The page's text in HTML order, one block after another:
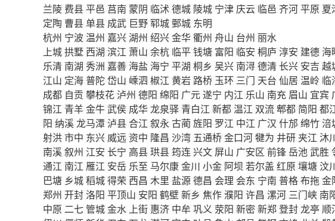
兰陵 费县平邑 莒南 蒙阴 临沭德城 陵城 宁津 庆云 临邑 齐河平原 夏
定陶 曹县单县 成武 巨野 郓城 鄄城 东明
杭州 宁波 温州 嘉兴湖州 绍兴金华衢州 舟山 台州 丽水
上城拱墅 西湖 滨江 萧山 余杭 临平钱塘 富阳 临安 桐庐 淳安 建德 海
乐清 南湖 秀洲 嘉善 海盐 海宁 平湖 桐乡 吴兴 南浔德清 长兴 安吉 越
江山 定海普陀 岱山 嵊泗 椒江 黄岩 路桥 玉环 三门 天台 仙居 温岭 临
成都 自贡 攀枝花 泸州 德阳 绵阳 广元遂宁 内江 乐山 南充 眉山 宜宾
锦江 青羊金牛武侯 成华龙泉驿 青白江 新都 温江 双流郫都 简阳 都
阳 纳溪龙马潭 泸县合江 叙永古蔺旌阳 罗江 中江 广汉 什邡 绵竹 涪
射洪市中 东兴 威远 资中 隆昌 沙湾 五通桥金口河犍为 井研 夹江 沐
南溪叙州 江安 长宁 高县珙县筠连兴文 屏山 广安区 前锋岳池武胜
通江 南江 雁江 安岳 乐至 马尔康金川 小金 阿坝 若尔盖 红原 壤塘 汶
巴塘 乡城稻城得荣 西昌 木里 盐源德昌 会理 会东 宁南 普格布拖金
郑州 开封洛阳 平顶山 安阳 鹤壁新乡 焦作濮阳 许昌 漯河 三门峡 南
中原 二七 管城金水 上街 惠济 中牟巩义 荥阳 新密 新郑登封龙亭 顺